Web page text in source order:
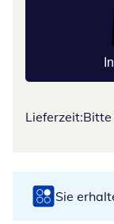
Lieferzeit:Bitte
Sie